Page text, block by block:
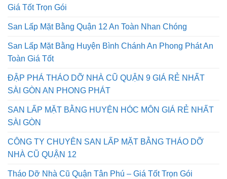
Giá Tốt Trọn Gói
San Lấp Mặt Bằng Quận 12 An Toàn Nhan Chóng
San Lấp Mặt Bằng Huyện Bình Chánh An Phong Phát An
Toàn Giá Tốt
ĐẬP PHÁ THÁO DỠ NHÀ CŨ QUẬN 9 GIÁ RẺ NHẤT
SÀI GÒN AN PHONG PHÁT
SAN LẤP MẶT BẰNG HUYỆN HÓC MÔN GIÁ RẺ NHẤT
SÀI GÒN
CÔNG TY CHUYÊN SAN LẤP MẶT BẰNG THÁO DỠ
NHÀ CŨ QUẬN 12
Tháo Dỡ Nhà Cũ Quận Tân Phú – Giá Tốt Trọn Gói